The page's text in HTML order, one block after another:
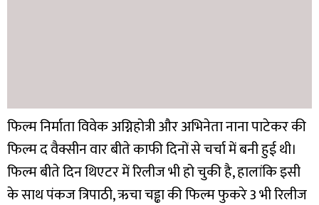
फिल्म निर्माता विवेक अग्निहोत्री और अभिनेता नाना पाटेकर की
फिल्म द वैक्सीन वार बीते काफी दिनों से चर्चा में बनी हुई थी।
फिल्म बीते दिन थिएटर में रिलीज भी हो चुकी है, हालांकि इसी
के साथ पंकज त्रिपाठी, ऋचा चड्ढा की फिल्म फुकरे 3 भी रिलीज